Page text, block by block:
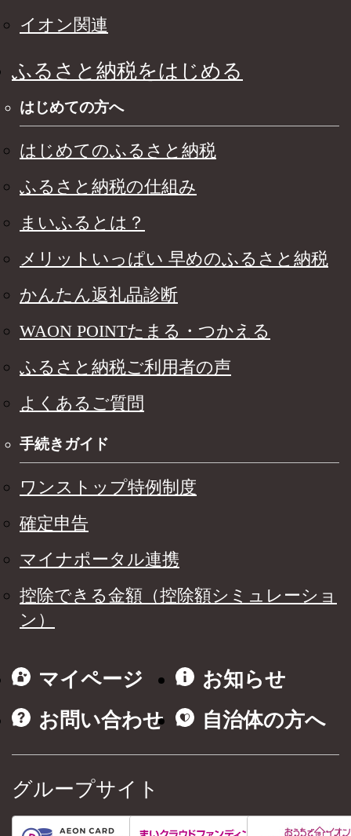
イオン関連
ふるさと納税をはじめる
はじめての方へ
はじめてのふるさと納税
ふるさと納税の仕組み
まいふるとは？
メリットいっぱい 早めのふるさと納税
かんたん返礼品診断
WAON POINTたまる・つかえる
ふるさと納税ご利用者の声
よくあるご質問
手続きガイド
ワンストップ特例制度
確定申告
マイナポータル連携
控除できる金額（控除額シミュレーショ
ン）
マイページ
お知らせ
お問い合わせ
自治体の方へ
グループサイト